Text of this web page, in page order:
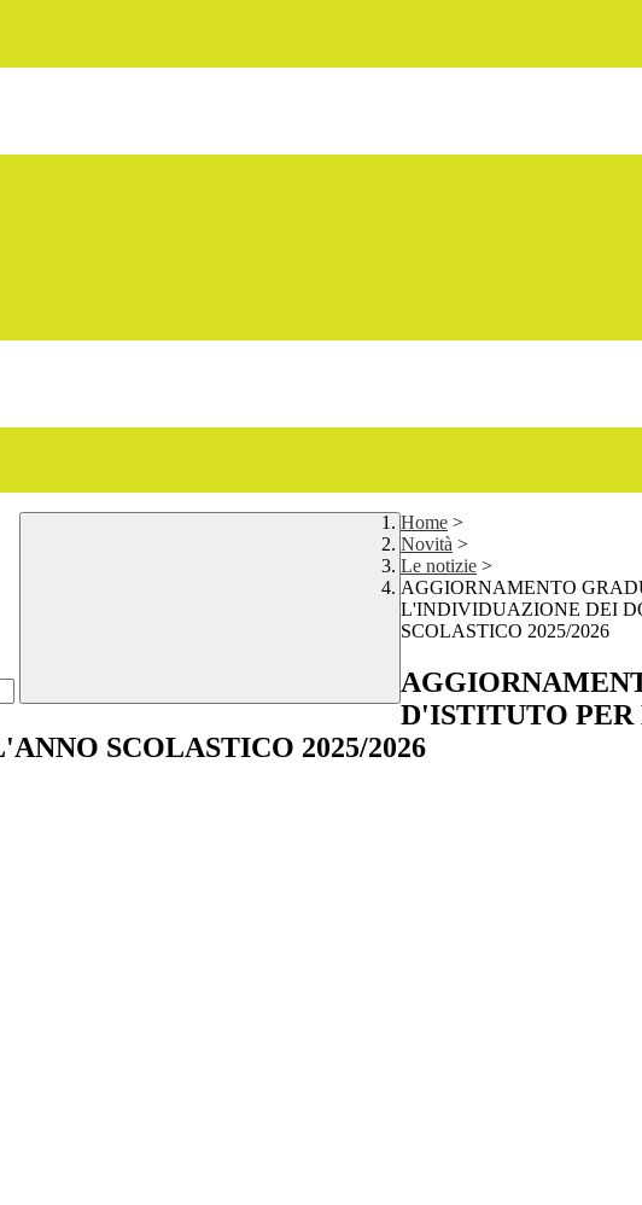
Home >
Novità >
Le notizie >
AGGIORNAMENTO
L'INDIVIDUAZIONE DEI
SCOLASTICO 2025/2026
D'ISTITUTO
SCOLASTICO 2025/2026